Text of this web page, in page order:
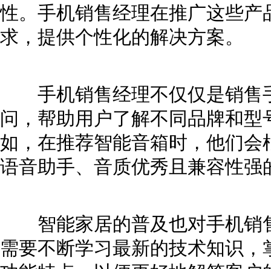
性。手机销售经理在推广这些
求，提供个性化的解决方案。
手机销售经理不仅仅是销售
问，帮助用户了解不同品牌和
如，在推荐智能音箱时，他们
语音助手、音质优秀且兼容性强
智能家居的普及也对手机销
需要不断学习最新的技术知识